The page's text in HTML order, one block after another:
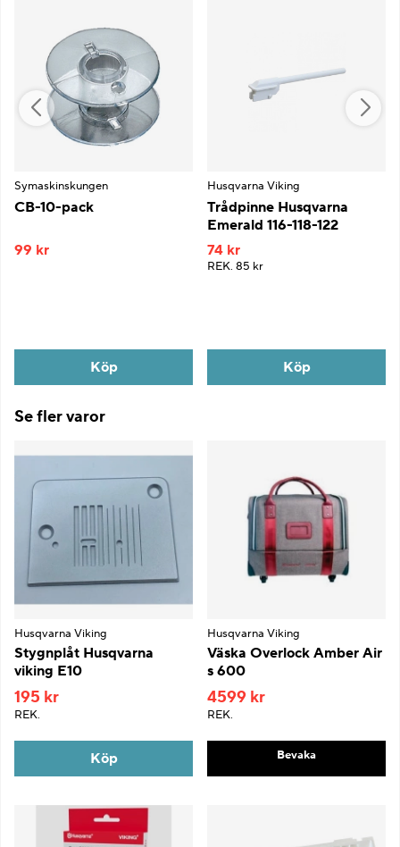
Symaskinskungen
CB-10-pack
99 kr
Köp
Husqvarna Viking
Trådpinne Husqvarna
Emerald 116-118-122
74 kr
REK. 85 kr
Köp
Se fler varor
Husqvarna Viking
Stygnplåt Husqvarna
viking E10
195 kr
REK.
Köp
Husqvarna Viking
Väska Overlock Amber Air
s 600
4599 kr
REK.
Bevaka